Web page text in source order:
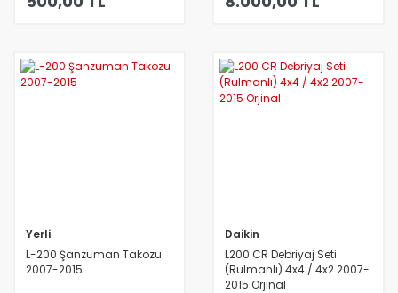
Yerli
L-200 Şanzuman Takozu
2007-2015
Daikin
L200 CR Debriyaj Seti
(Rulmanlı) 4x4 / 4x2 2007-
2015 Orjinal